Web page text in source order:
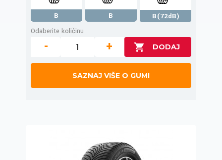
B B
B(72dB)
Odaberite količinu
- +
SAZNAJ VIŠE O GUMI